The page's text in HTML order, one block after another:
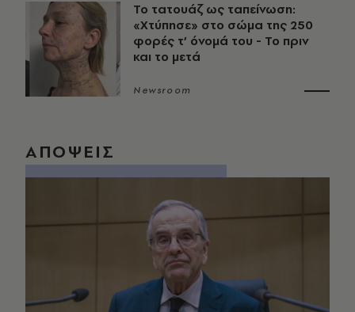
Το τατουάζ ως ταπείνωση:
«Χτύπησε» στο σώμα της 250
φορές τ’ όνομά του - Το πριν
και το μετά
Newsroom
ΑΠΟΨΕΙΣ